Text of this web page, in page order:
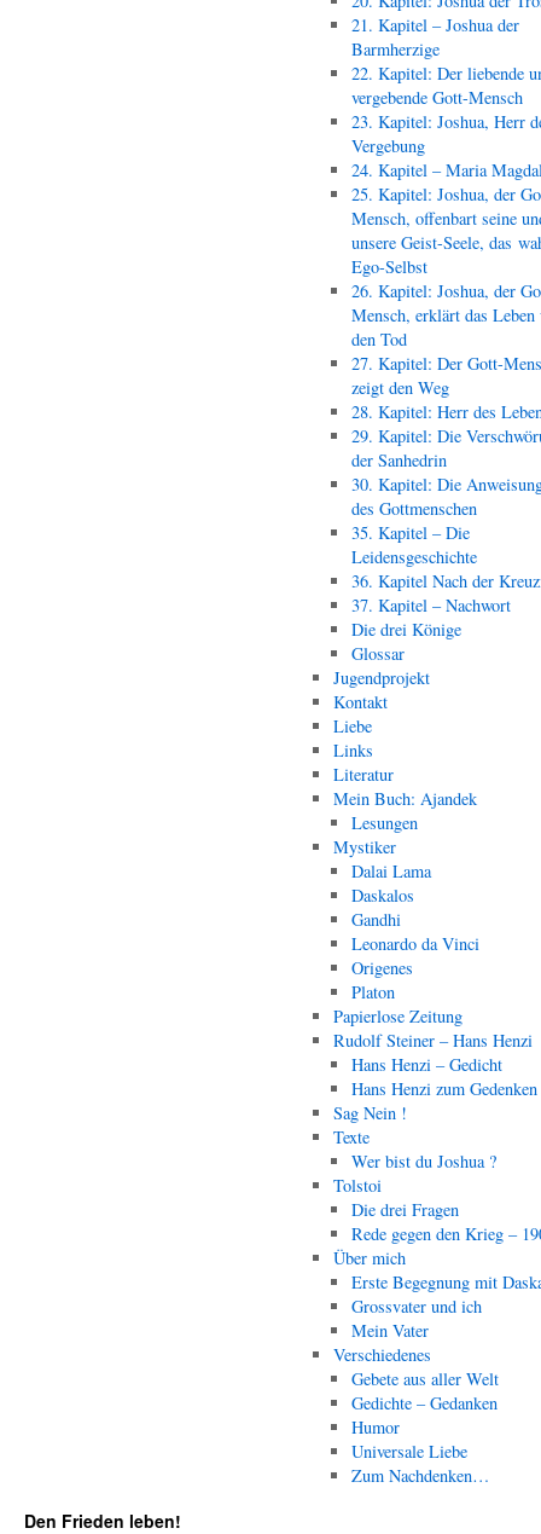
21. Kapitel – Joshua der
Barmherzige
22. Kapitel: Der liebende
vergebende Gott-Mensch
23. Kapitel: Joshua, Herr
Vergebung
24. Kapitel – Maria
25. Kapitel: Joshua, der
Mensch, offenbart seine
unsere Geist-Seele, das
Ego-Selbst
26. Kapitel: Joshua, der
Mensch, erklärt das Leben
den Tod
27. Kapitel: Der Gott-
zeigt den Weg
28. Kapitel: Herr des
29. Kapitel: Die
der Sanhedrin
30. Kapitel: Die
des Gottmenschen
35. Kapitel – Die
Leidensgeschichte
36. Kapitel Nach der
37. Kapitel – Nachwort
Die drei Könige
Glossar
Jugendprojekt
Kontakt
Liebe
Links
Literatur
Mein Buch: Ajandek
Lesungen
Mystiker
Dalai Lama
Daskalos
Gandhi
Leonardo da Vinci
Origenes
Platon
Papierlose Zeitung
Rudolf Steiner – Hans Henzi
Hans Henzi – Gedicht
Hans Henzi zum Gedenken
Sag Nein !
Texte
Wer bist du Joshua ?
Tolstoi
Die drei Fragen
Rede gegen den Krieg –
Über mich
Erste Begegnung mit
Grossvater und ich
Mein Vater
Verschiedenes
Gebete aus aller Welt
Gedichte – Gedanken
Humor
Universale Liebe
Zum Nachdenken…
Den Frieden leben!